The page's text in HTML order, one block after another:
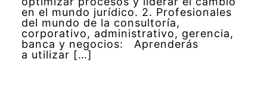
en el mundo jurídico. 2. Profesionales
del mundo de la consultoría,
corporativo, administrativo, gerencia,
banca y negocios: Aprenderás
a utilizar […]